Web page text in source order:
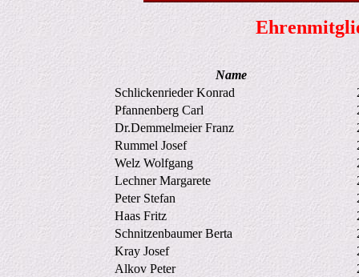
Name
Schlickenrieder Konrad
Pfannenberg Carl
Dr.Demmelmeier Franz
Rummel Josef
Welz Wolfgang
Lechner Margarete
Peter Stefan
Haas Fritz
Schnitzenbaumer Berta
Kray Josef
Alkov Peter